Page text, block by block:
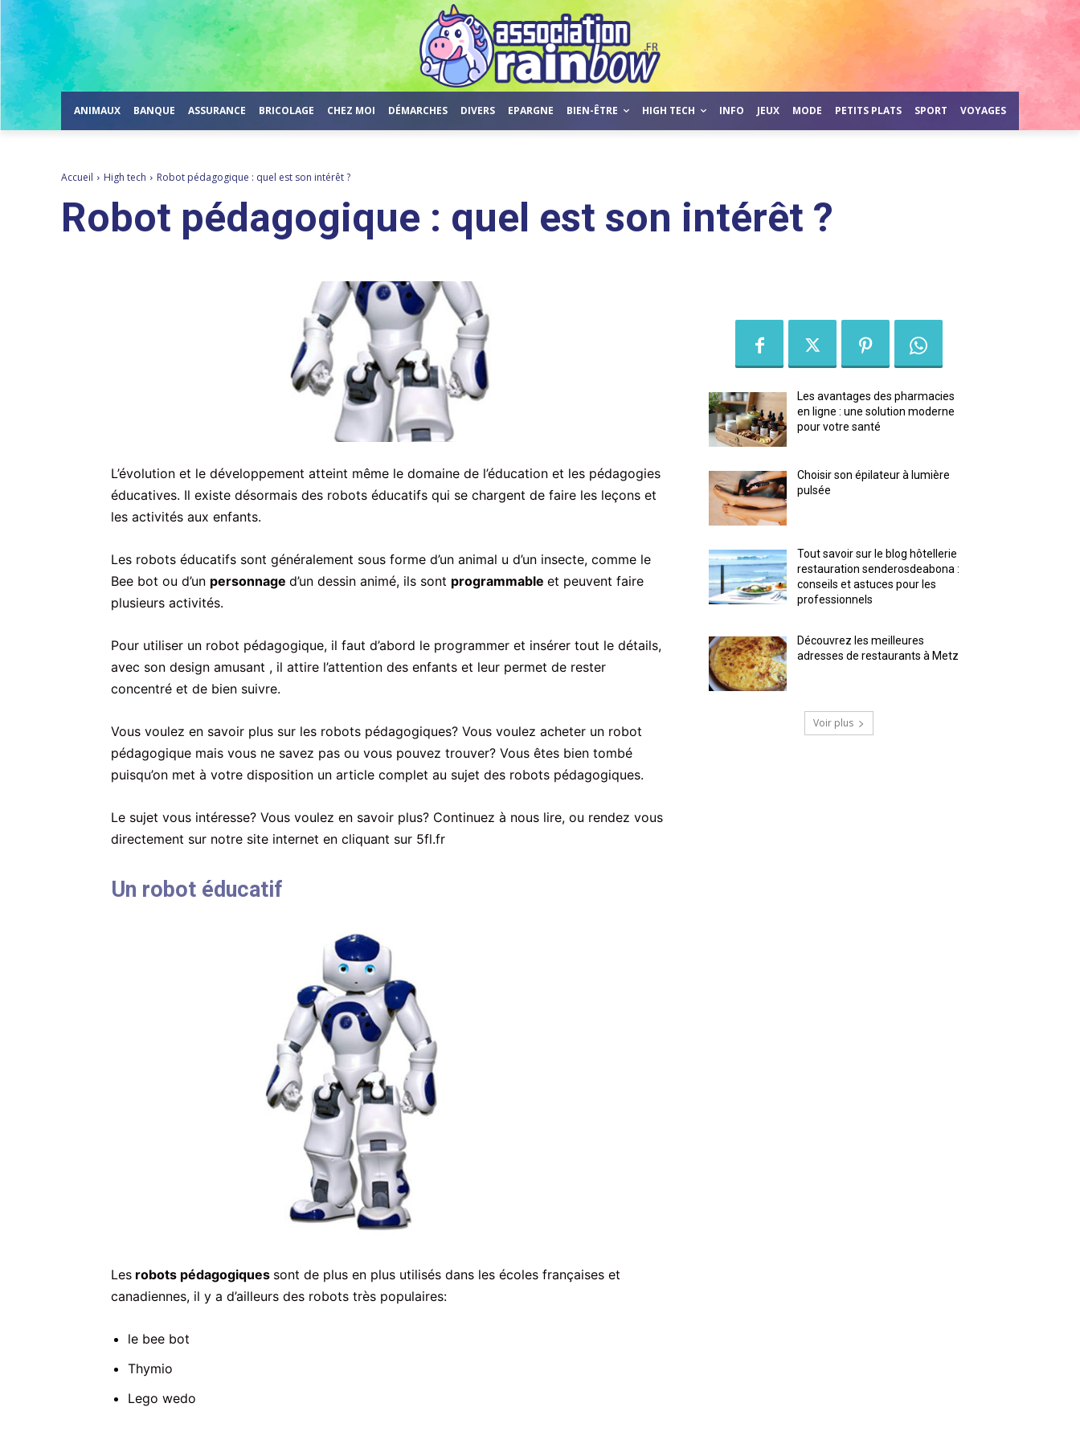
ANIMAUX BANQUE ASSURANCE BRICOLAGE CHEZ MOI DÉMARCHES DIVERS EPARGNE BIEN-ÊTRE HIGH TECH INFO JEUX MODE PETITS PLATS SPORT VOYAGES
Accueil High tech Robot pédagogique : quel est son intérêt ?
Robot pédagogique : quel est son intérêt ?
L’évolution et le développement atteint même le domaine de l’éducation et les pédagogies
éducatives. Il existe désormais des robots éducatifs qui se chargent de faire les leçons et
les activités aux enfants.
Les robots éducatifs sont généralement sous forme d’un animal u d’un insecte, comme le
Bee bot ou d’un personnage d’un dessin animé, ils sont programmable et peuvent faire
plusieurs activités.
Pour utiliser un robot pédagogique, il faut d’abord le programmer et insérer tout le détails,
avec son design amusant , il attire l’attention des enfants et leur permet de rester
concentré et de bien suivre.
Vous voulez en savoir plus sur les robots pédagogiques? Vous voulez acheter un robot
pédagogique mais vous ne savez pas ou vous pouvez trouver? Vous êtes bien tombé
puisqu’on met à votre disposition un article complet au sujet des robots pédagogiques.
Le sujet vous intéresse? Vous voulez en savoir plus? Continuez à nous lire, ou rendez vous
directement sur notre site internet en cliquant sur 5fl.fr
Un robot éducatif
Les robots pédagogiques sont de plus en plus utilisés dans les écoles françaises et
canadiennes, il y a d’ailleurs des robots très populaires:
le bee bot
Thymio
Lego wedo
Les avantages des pharmacies
en ligne : une solution moderne
pour votre santé
Choisir son épilateur à lumière
pulsée
Tout savoir sur le blog hôtellerie
restauration senderosdeabona :
conseils et astuces pour les
professionnels
Découvrez les meilleures
adresses de restaurants à Metz
Voir plus